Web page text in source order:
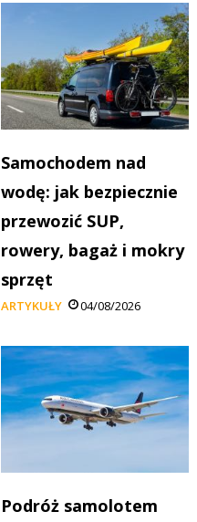
Samochodem nad
wodę: jak bezpiecznie
przewozić SUP,
rowery, bagaż i mokry
sprzęt
ARTYKUŁY 04/08/2026
Podróż samolotem